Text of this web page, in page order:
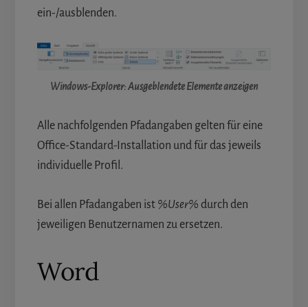
ein-/ausblenden.
Windows-Explorer: Ausgeblendete Elemente anzeigen
Alle nachfolgenden Pfadangaben gelten für eine
Office-Standard-Installation und für das jeweils
individuelle Profil.
Bei allen Pfadangaben ist %User% durch den
jeweiligen Benutzernamen zu ersetzen.
Word